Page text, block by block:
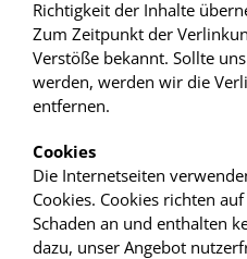
Richtigkeit der Inhalte
Zum Zeitpunkt der
Verstöße bekannt. Sollte
werden, werden wir die
entfernen.
Cookies
Die Internetseiten
Cookies. Cookies richten
Schaden an und enthalten
dazu, unser Angebot